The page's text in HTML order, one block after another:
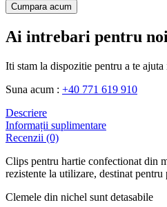
Cumpara acum
Ai intrebari pentru
Iti stam la dispozitie pentru a te ajuta
Suna acum : +40 771 619 910
Descriere
Informații suplimentare
Recenzii (0)
Clips pentru hartie confectionat din
rezistente la utilizare, destinat pentru
Clemele din nichel sunt detasabile